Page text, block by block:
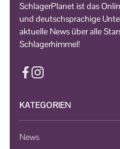
SchlagerPlanet ist das
und deutschsprachige
aktuelle News über alle
Schlagerhimmel!
KATEGORIEN
News